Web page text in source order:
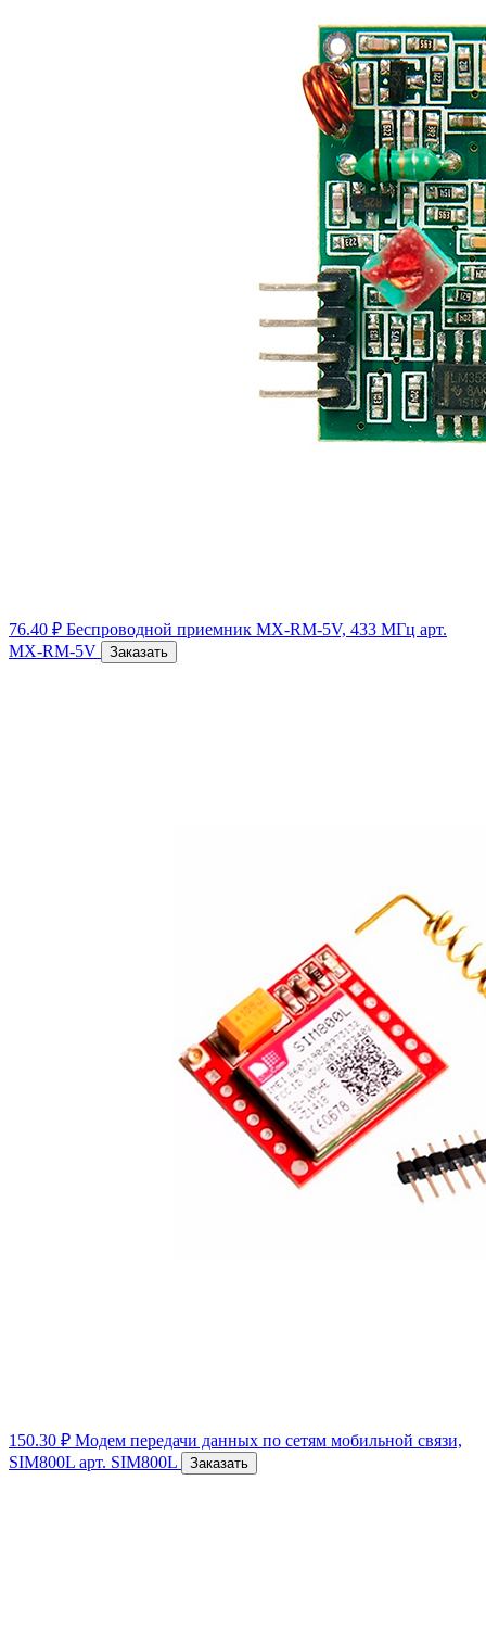
76.40 ₽ Беспроводной приемник MX-RM-5V, 433 МГц арт.
MX-RM-5V
Заказать
150.30 ₽ Модем передачи данных по сетям мобильной связи,
SIM800L арт. SIM800L Заказать